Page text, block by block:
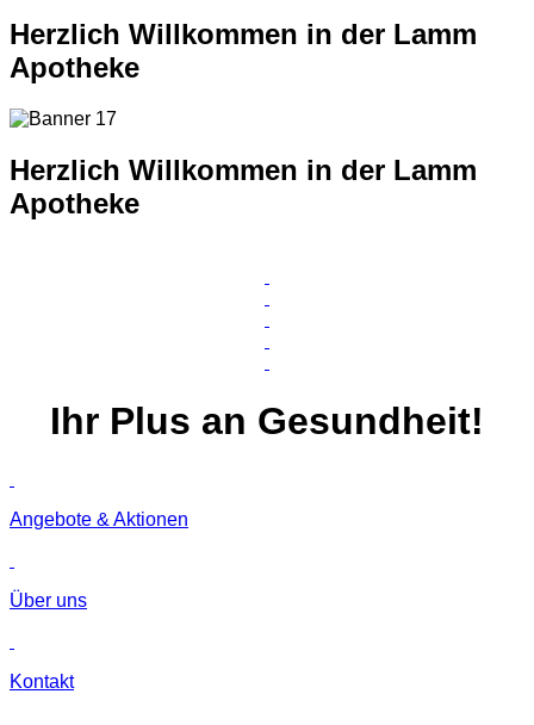
Herzlich Willkommen in der Lamm
Apotheke
Herzlich Willkommen in der Lamm
Apotheke
Ihr Plus an Gesundheit!
Angebote & Aktionen
Über uns
Kontakt